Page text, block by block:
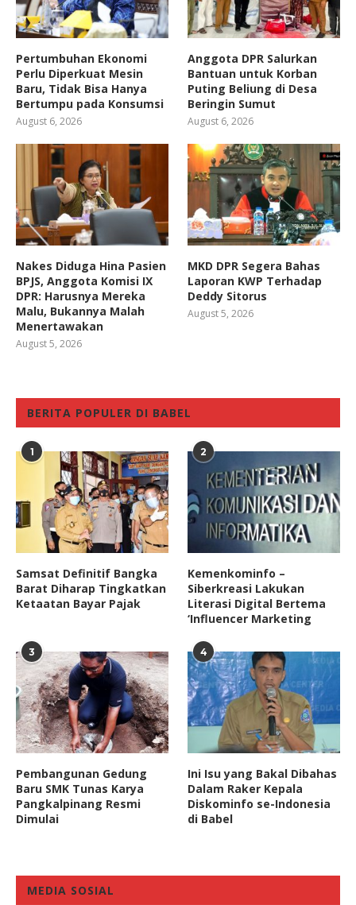
Pertumbuhan Ekonomi
Perlu Diperkuat Mesin
Baru, Tidak Bisa Hanya
Bertumpu pada Konsumsi
August 6, 2026
Anggota DPR Salurkan
Bantuan untuk Korban
Puting Beliung di Desa
Beringin Sumut
August 6, 2026
Nakes Diduga Hina Pasien
BPJS, Anggota Komisi IX
DPR: Harusnya Mereka
Malu, Bukannya Malah
Menertawakan
August 5, 2026
MKD DPR Segera Bahas
Laporan KWP Terhadap
Deddy Sitorus
August 5, 2026
BERITA POPULER DI BABEL
1
Samsat Definitif Bangka
Barat Diharap Tingkatkan
Ketaatan Bayar Pajak
2
Kemenkominfo –
Siberkreasi Lakukan
Literasi Digital Bertema
‘Influencer Marketing
3
Pembangunan Gedung
Baru SMK Tunas Karya
Pangkalpinang Resmi
Dimulai
4
Ini Isu yang Bakal Dibahas
Dalam Raker Kepala
Diskominfo se-Indonesia
di Babel
MEDIA SOSIAL